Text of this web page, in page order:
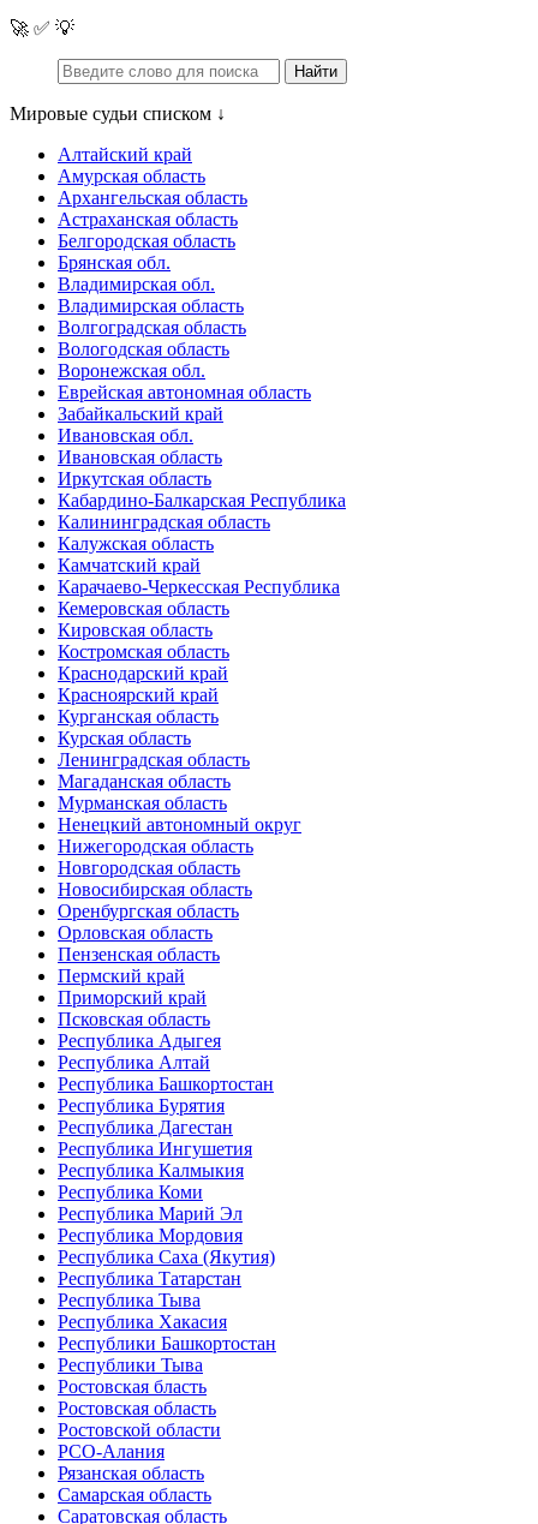
🚀 ✅ 💡
Мировые судьи списком ↓
Алтайский край
Амурская область
Архангельская область
Астраханская область
Белгородская область
Брянская обл.
Владимирская обл.
Владимирская область
Волгоградская область
Вологодская область
Воронежская обл.
Еврейская автономная область
Забайкальский край
Ивановская обл.
Ивановская область
Иркутская область
Кабардино-Балкарская Республика
Калининградская область
Калужская область
Камчатский край
Карачаево-Черкесская Республика
Кемеровская область
Кировская область
Костромская область
Краснодарский край
Красноярский край
Курганская область
Курская область
Ленинградская область
Магаданская область
Мурманская область
Ненецкий автономный округ
Нижегородская область
Новгородская область
Новосибирская область
Оренбургская область
Орловская область
Пензенская область
Пермский край
Приморский край
Псковская область
Республика Адыгея
Республика Алтай
Республика Башкортостан
Республика Бурятия
Республика Дагестан
Республика Ингушетия
Республика Калмыкия
Республика Коми
Республика Марий Эл
Республика Мордовия
Республика Саха (Якутия)
Республика Татарстан
Республика Тыва
Республика Хакасия
Республики Башкортостан
Республики Тыва
Ростовская бласть
Ростовская область
Ростовской области
РСО-Алания
Рязанская область
Самарская область
Саратовская область